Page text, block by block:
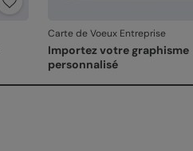
Carte de Voeux Entreprise
Importez votre graphisme
personnalisé